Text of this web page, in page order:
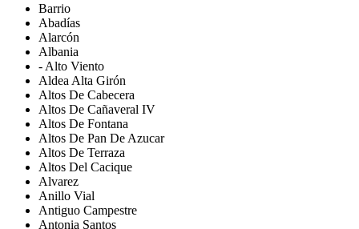
Barrio
Abadías
Alarcón
Albania
- Alto Viento
Aldea Alta Girón
Altos De Cabecera
Altos De Cañaveral IV
Altos De Fontana
Altos De Pan De Azucar
Altos De Terraza
Altos Del Cacique
Alvarez
Anillo Vial
Antiguo Campestre
Antonia Santos